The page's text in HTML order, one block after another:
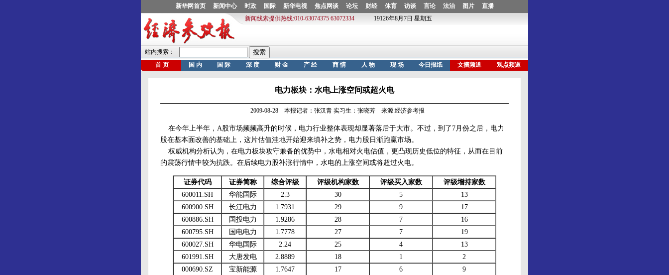
电力板块：水电上涨空间或超火电
2009-08-28 本报记者：张汉青 实习生：张晓芳 来源:经济参考报
在今年上半年，A股市场频频高升的时候，电力行业整体表现却显著落后于大市。不过，到了7月份之后，电力
股在基本面改善的基础上，这片估值洼地开始迎来填补之势，电力股日渐跑赢市场。
权威机构分析认为，在电力板块攻守兼备的优势中，水电相对火电估值，更凸现历史低位的特征，从而在目前
的震荡行情中较为抗跌。在后续电力股补涨行情中，水电的上涨空间或将超过火电。
证券代码 证券简称 综合评级 评级机构家数 评级买入家数
评级增持家数
600011.SH
华能国际 2.3 30 5
13
600900.SH
长江电力 1.7931 29 9
17
600886.SH
国投电力 1.9286 28 7
16
600795.SH
国电电力 1.7778 27 7
19
600027.SH
华电国际 2.24 25 4
13
601991.SH
大唐发电 2.8889 18 1
2
000690.SZ
宝新能源 1.7647 17 6
9